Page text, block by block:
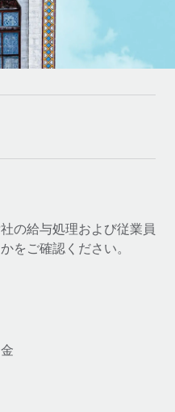
を内蔵
るAIツールをRemoteに接続
して業務プロセスを効率化す
に
して対応
ナー
自社プラットフォームへ統合
能性を検討する
予定
ルティング
ート
の給与処理および従業員
をご確認ください。